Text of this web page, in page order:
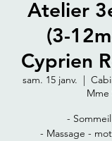
Atelier
(3-
Cyprien
sam. 15 janv.
  |
Mme
-
- Massage -